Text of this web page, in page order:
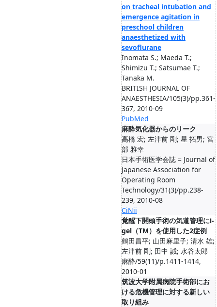
on tracheal intubation and
emergence agitation in
preschool children
anaesthetized with
sevoflurane
Inomata S.; Maeda T.;
Shimizu T.; Satsumae T.;
Tanaka M.
BRITISH JOURNAL OF
ANAESTHESIA/105(3)/pp.361-
367, 2010-09
PubMed
麻酔気化器からのリーク
高橋 宏; 左津前 剛; 星 拓男; 宮
部 雅幸
日本手術医学会誌 = Journal of
Japanese Association for
Operating Room
Technology/31(3)/pp.238-
239, 2010-08
CiNii
覚醒下開頭手術の気道管理にi-
gel（TM）を使用した2症例
鶴田昌平; 山田麻里子; 清水 雄;
左津前 剛; 田中 誠; 水谷太郎
麻酔/59(11)/p.1411-1414,
2010-01
筑波大学附属病院手術部にお
ける危機管理に対する新しい
取り組み